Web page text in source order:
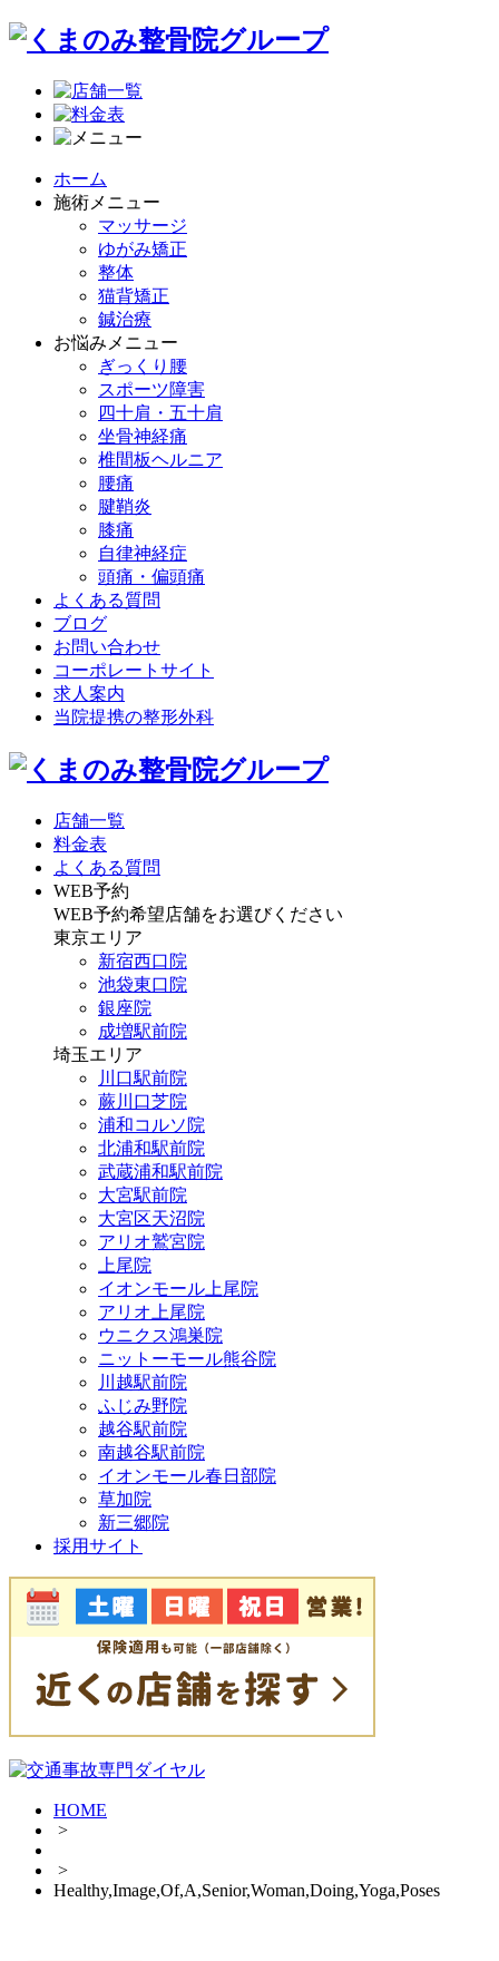
ホーム
施術メニュー
マッサージ
ゆがみ矯正
整体
猫背矯正
鍼治療
お悩みメニュー
ぎっくり腰
スポーツ障害
四十肩・五十肩
坐骨神経痛
椎間板ヘルニア
腰痛
腱鞘炎
膝痛
自律神経症
頭痛・偏頭痛
よくある質問
ブログ
お問い合わせ
コーポレートサイト
求人案内
当院提携の整形外科
店舗一覧
料金表
よくある質問
WEB予約
WEB予約希望店舗をお選びください
東京エリア
新宿西口院
池袋東口院
銀座院
成増駅前院
埼玉エリア
川口駅前院
蕨川口芝院
浦和コルソ院
北浦和駅前院
武蔵浦和駅前院
大宮駅前院
大宮区天沼院
アリオ鷲宮院
上尾院
イオンモール上尾院
アリオ上尾院
ウニクス鴻巣院
ニットーモール熊谷院
川越駅前院
ふじみ野院
越谷駅前院
南越谷駅前院
イオンモール春日部院
草加院
新三郷院
採用サイト
HOME
>
>
Healthy,Image,Of,A,Senior,Woman,Doing,Yoga,Poses